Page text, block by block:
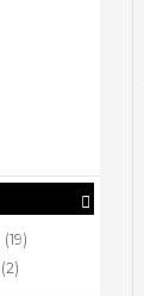
(19)
(2)